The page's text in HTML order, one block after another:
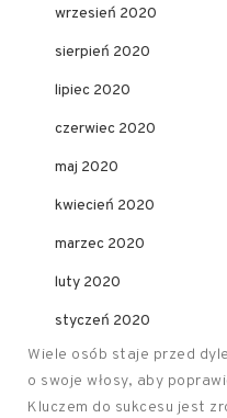
wrzesień 2020
sierpień 2020
lipiec 2020
czerwiec 2020
maj 2020
kwiecień 2020
marzec 2020
luty 2020
styczeń 2020
Wiele osób staje przed
o swoje włosy, aby
Kluczem do sukcesu jest